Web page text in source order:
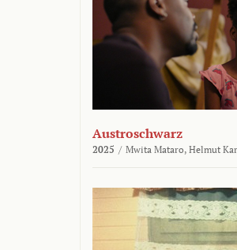
Austroschwarz
2025 / Mwita Mataro, Helmut